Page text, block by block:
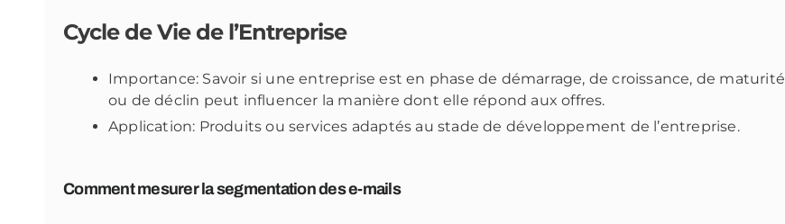
Cycle de Vie de l’Entreprise
Importance: Savoir si une entreprise est en phase de démarrage, de croissance, de maturité
ou de déclin peut influencer la manière dont elle répond aux offres.
Application: Produits ou services adaptés au stade de développement de l’entreprise.
Comment mesurer la segmentation des e-mails